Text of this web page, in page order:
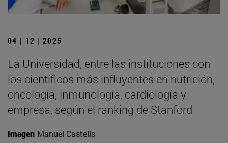
04 | 12 | 2025
La Universidad, entre las instituciones con
los científicos más influyentes en nutrición,
oncología, inmunología, cardiología y
empresa, según el ranking de Stanford
Imagen Manuel Castells